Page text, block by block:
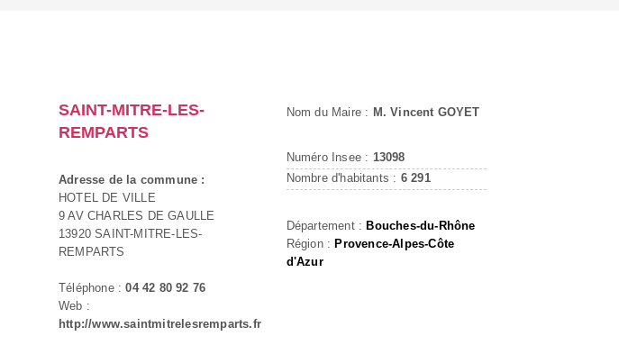
SAINT-MITRE-LES-
REMPARTS
Adresse de la commune :
HOTEL DE VILLE
9 AV CHARLES DE GAULLE
13920 SAINT-MITRE-LES-
REMPARTS
Téléphone :04 42 80 92 76
Web :
http://www.saintmitrelesremparts.fr
Nom du Maire : M. Vincent GOYET
Numéro Insee : 13098
Nombre d'habitants : 6 291
Département :Bouches-du-Rhône
Région :Provence-Alpes-Côte
d'Azur